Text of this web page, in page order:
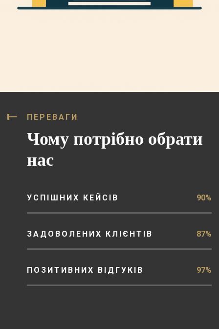
ПЕРЕВАГИ
Чому потрібно обрати
нас
УСПІШНИХ КЕЙСІВ 90%
ЗАДОВОЛЕНИХ КЛІЄНТІВ 87%
ПОЗИТИВНИХ ВІДГУКІВ 97%